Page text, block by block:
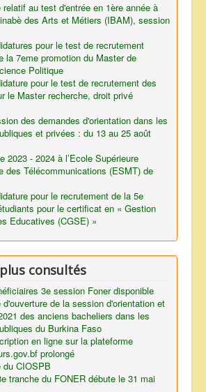
relatif au test d'entrée en 1ère année à
des Arts et Métiers (IBAM), session
pour le test de recrutement
la 7eme promotion du Master de
Politique
pour le test de recrutement des
le Master recherche, droit privé
des demandes d'orientation dans les
et privées : du 13 au 25 août
2023 - 2024 à l’Ecole Supérieure
des Télécommunications (ESMT) de
pour le recrutement de la 5e
pour le certificat en « Gestion
Educatives (CGSE) »
consultés
3e session Foner disponible
d'ouverture de la session d'orientation et
des anciens bacheliers dans les
du Burkina Faso
en ligne sur la plateforme
prolongé
du CIOSPB
tranche du FONER débute le 31 mai